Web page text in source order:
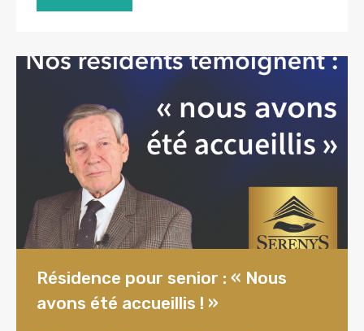
Résidence pour senior : « Nous
avons été accueillis ! »